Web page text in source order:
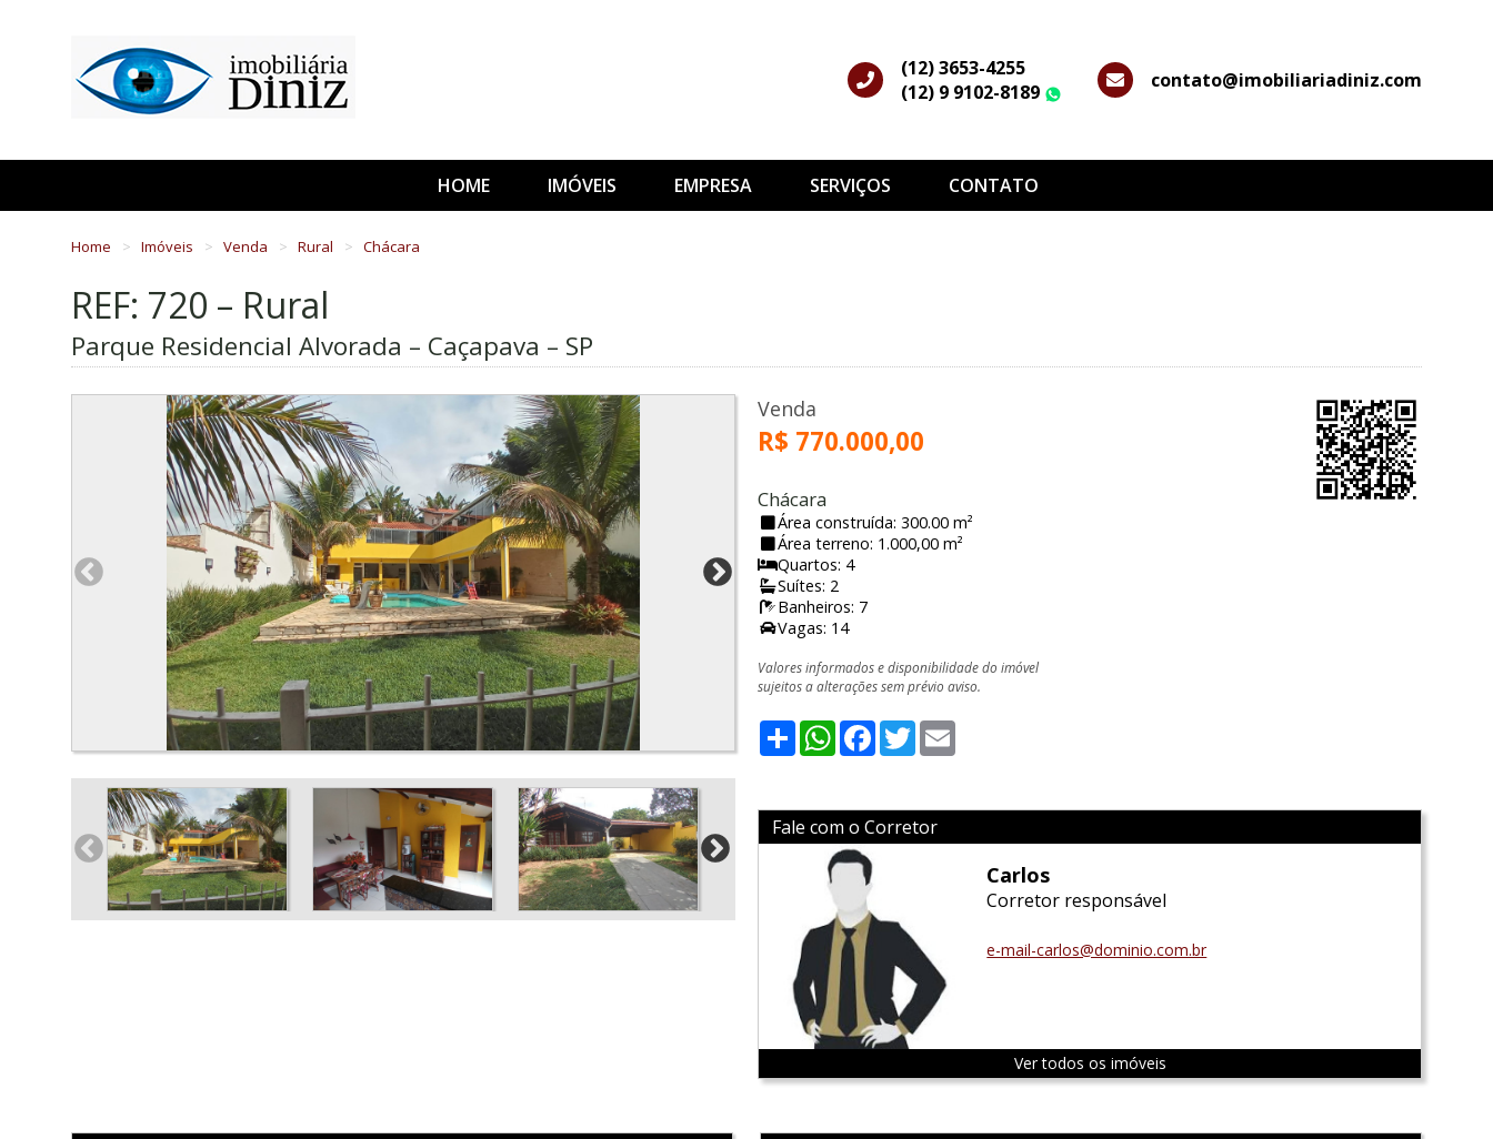
(12) 3653-4255
(12) 9 9102-8189
WhatsApp
contato@imobiliariadiniz.com
HOME IMÓVEIS EMPRESA SERVIÇOS CONTATO
Home Imóveis Venda Rural Chácara
REF: 720 – Rural
Parque Residencial Alvorada – Caçapava – SP
Venda
R$ 770.000,00
Chácara
Área construída: 300.00 m²
Área terreno: 1.000,00 m²
Quartos: 4
Suítes: 2
Banheiros: 7
Vagas: 14
Valores informados e disponibilidade do imóvel
sujeitos a alterações sem prévio aviso.
ShareWhatsApp
Facebook
Twitter
Fale com o Corretor
Carlos
Corretor responsável
e-mail-carlos@dominio.com.br
Ver todos os imóveis